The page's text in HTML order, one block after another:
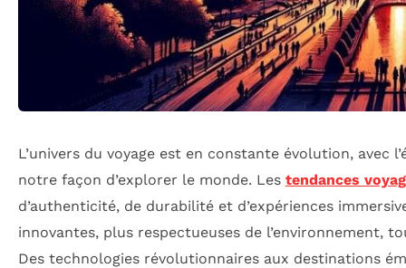
L’univers du voyage est en constante évolution, avec
notre façon d’explorer le monde. Les tendances
d’authenticité, de durabilité et d’expériences
innovantes, plus respectueuses de l’environnement,
Des technologies révolutionnaires aux destinations